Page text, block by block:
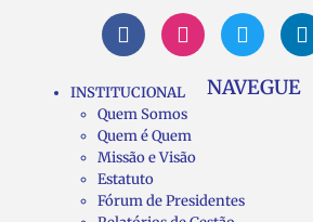
NAVEGUE
INSTITUCIONAL
Quem Somos
Quem é Quem
Missão e Visão
Estatuto
Fórum de Presidentes